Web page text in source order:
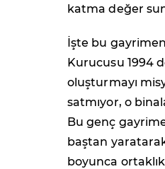
katma değer
İşte bu
Kurucusu 1994
oluşturmayı
satmıyor, o
Bu genç
baştan
boyunca